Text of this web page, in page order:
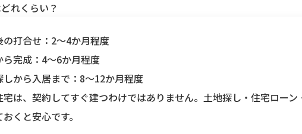
れくらい？
打合せ： 2〜4か月程度
完成： 4〜6か月程度
から入居まで： 8〜12か月程度
宅は、契約してすぐ建つわけではありません。土地探し・住宅ロー
くと安心です。